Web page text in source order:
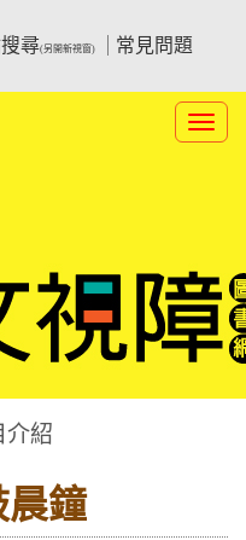
尋(另開新視窗)
常見問題
介紹
晨鐘